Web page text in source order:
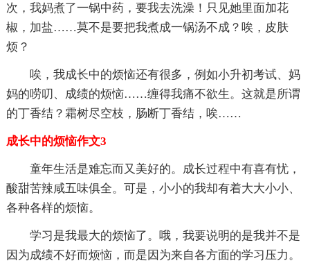
次，我妈煮了一锅中药，要我去洗澡！只见她里面加花
椒，加盐……莫不是要把我煮成一锅汤不成？唉，皮肤
烦？
唉，我成长中的烦恼还有很多，例如小升初考试、妈
妈的唠叨、成绩的烦恼……缠得我痛不欲生。这就是所谓
的丁香结？霜树尽空枝，肠断丁香结，唉……
成长中的烦恼作文3
童年生活是难忘而又美好的。成长过程中有喜有忧，
酸甜苦辣咸五味俱全。可是，小小的我却有着大大小小、
各种各样的烦恼。
学习是我最大的烦恼了。哦，我要说明的是我并不是
因为成绩不好而烦恼，而是因为来自各方面的学习压力。